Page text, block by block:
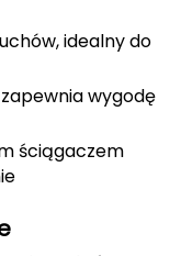
idealny do
zapewnia wygodę
ściągaczem